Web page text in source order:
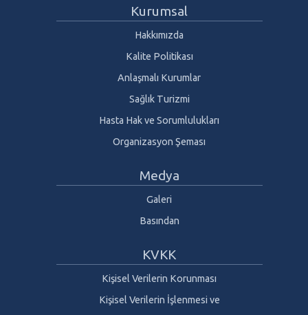
Kurumsal
Hakkımızda
Kalite Politikası
Anlaşmalı Kurumlar
Sağlık Turizmi
Hasta Hak ve Sorumlulukları
Organizasyon Şeması
Medya
Galeri
Basından
KVKK
Kişisel Verilerin Korunması
Kişisel Verilerin İşlenmesi ve